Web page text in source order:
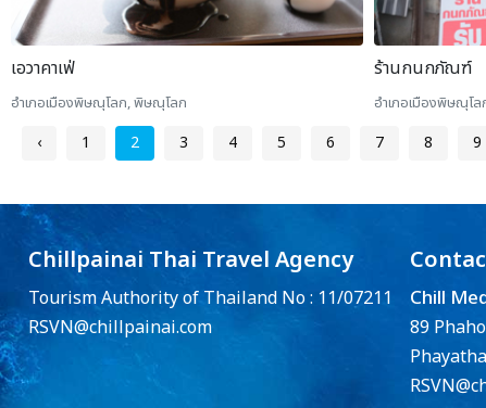
เอวาคาเฟ่
อำเภอเมืองพิษณุโลก, พิษณุโลก
ร้านกนกภัณฑ์
อำเภอเมืองพิษณุโ
‹ 1 2 3 4 5 6 7 8 9
Chillpainai Thai Travel Agency
Tourism Authority of Thailand No : 11/07211
RSVN@chillpainai.com
Chill
89